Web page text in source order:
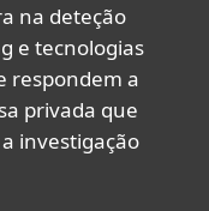
na deteção
e tecnologias
respondem a
privada que
investigação